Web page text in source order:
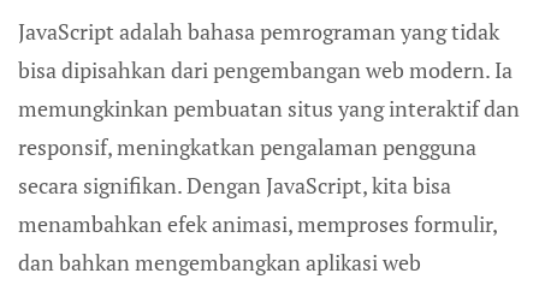
JavaScript adalah bahasa pemrograman yang tidak
bisa dipisahkan dari pengembangan web modern. Ia
memungkinkan pembuatan situs yang interaktif dan
responsif, meningkatkan pengalaman pengguna
secara signifikan. Dengan JavaScript, kita bisa
menambahkan efek animasi, memproses formulir,
dan bahkan mengembangkan aplikasi web